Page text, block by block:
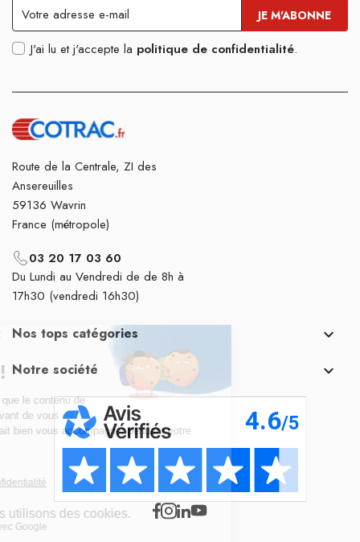
J'ai lu et j'accepte la politique de confidentialité.
Route de la Centrale, ZI des
Ansereuilles
59136 Wavrin
France (métropole)
03 20 17 03 60
Du Lundi au Vendredi de de 8h à
17h30 (vendredi 16h30)
Nos tops catégories 
Notre société 